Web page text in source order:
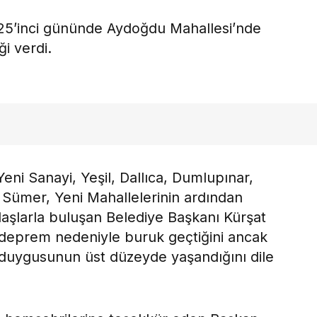
gününde Aydoğdu Mahallesi’nde
verdi.
Sanayi, Yeşil, Dallıca, Dumlupınar,
Yeni Mahallelerinin ardından
buluşan Belediye Başkanı Kürşat
deprem nedeniyle buruk geçtiğini ancak
üst düzeyde yaşandığını dile